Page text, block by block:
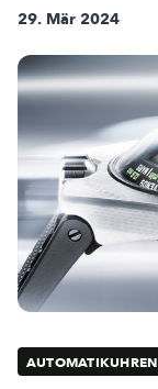
29. Mär 2024
AUTOMATIKUHREN